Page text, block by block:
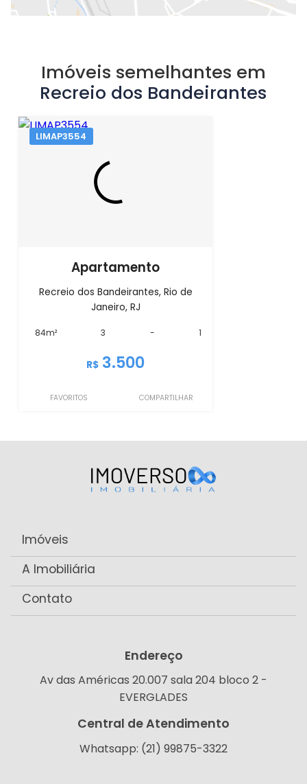
Imóveis semelhantes em
Recreio dos Bandeirantes
LIMAP3554
Apartamento
Recreio dos Bandeirantes, Rio de
Janeiro, RJ
84m² 3 - 1
R$ 3.500
FAVORITOS COMPARTILHAR
Imóveis
A Imobiliária
Contato
Endereço
Av das Américas 20.007 sala 204 bloco 2 -
EVERGLADES
Central de Atendimento
Whatsapp: (21) 99875-3322